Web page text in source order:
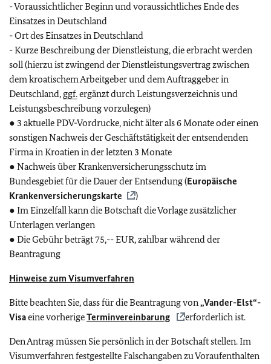
- Voraussichtlicher Beginn und voraussichtliches Ende des
Einsatzes in Deutschland
- Ort des Einsatzes in Deutschland
- Kurze Beschreibung der Dienstleistung, die erbracht werden
soll (hierzu ist zwingend der Dienstleistungsvertrag zwischen
dem kroatischem Arbeitgeber und dem Auftraggeber in
Deutschland, ggf.ergänzt durch Leistungsverzeichnis und
Leistungsbeschreibung vorzulegen)
● 3 aktuelle PDV-Vordrucke, nicht älter als 6 Monate oder einen
sonstigen Nachweis der Geschäftstätigkeit der entsendenden
Firma in Kroatien in der letzten 3 Monate
● Nachweis über Krankenversicherungsschutz im
Bundesgebiet für die Dauer der Entsendung (Europäische
Krankenversicherungskarte
)
● Im Einzelfall kann die Botschaft die Vorlage zusätzlicher
Unterlagen verlangen
● Die Gebühr beträgt 75,-- EUR, zahlbar während der
Beantragung
Hinweise zum Visumverfahren
Bitte beachten Sie, dass für die Beantragung von„Vander-Elst“-
Visaeine vorherigeTerminvereinbarung erforderlich ist.
Den Antrag müssen Sie persönlich in der Botschaft stellen. Im
Visumverfahren festgestellte Falschangaben zu Voraufenthalten